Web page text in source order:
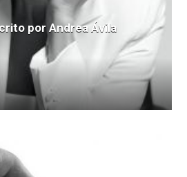
por Andrea Ávila